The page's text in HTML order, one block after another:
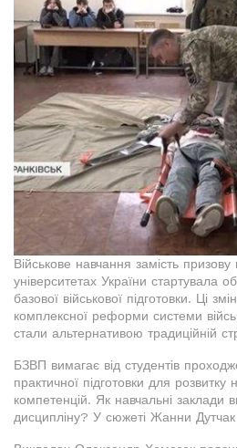
Військове навчання замість
університетах України стартувала
базової військової підготовки. Ці
комплексної реформи системи
стали альтернативою традиційній
БЗВП вимагає від студентів
практичної підготовки для розвитку
компетенцій. Як навчальні заклади
дисципліну? У сюжеті Жанни Дутчак